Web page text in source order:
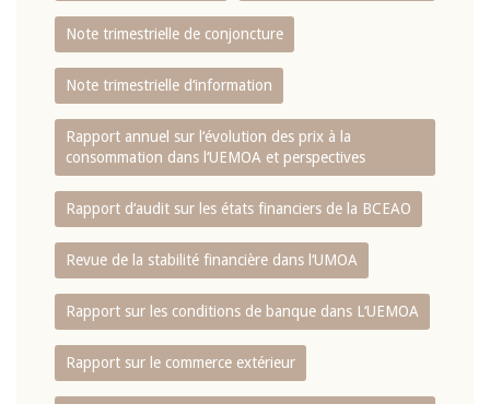
Note trimestrielle de conjoncture
Note trimestrielle d‘information
Rapport annuel sur l‘évolution des prix à la
consommation dans l‘UEMOA et perspectives
Rapport d‘audit sur les états financiers de la BCEAO
Revue de la stabilité financière dans l‘UMOA
Rapport sur les conditions de banque dans L‘UEMOA
Rapport sur le commerce extérieur